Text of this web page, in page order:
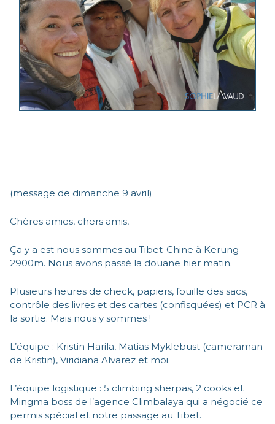
(message de dimanche 9 avril)
Chères amies, chers amis,
Ça y a est nous sommes au Tibet-Chine à Kerung
2900m. Nous avons passé la douane hier matin.
Plusieurs heures de check, papiers, fouille des sacs,
contrôle des livres et des cartes (confisquées) et PCR à
la sortie. Mais nous y sommes !
L’équipe : Kristin Harila, Matias Myklebust (cameraman
de Kristin), Viridiana Alvarez et moi.
L’équipe logistique : 5 climbing sherpas, 2 cooks et
Mingma boss de l’agence Climbalaya qui a négocié ce
permis spécial et notre passage au Tibet.